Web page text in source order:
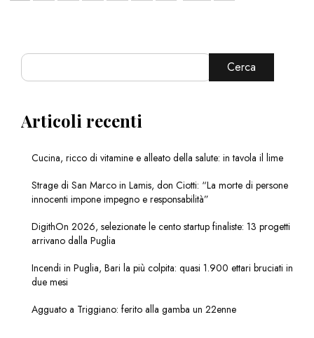
Cerca
Articoli recenti
Cucina, ricco di vitamine e alleato della salute: in tavola il lime
Strage di San Marco in Lamis, don Ciotti: “La morte di persone
innocenti impone impegno e responsabilità”
DigithOn 2026, selezionate le cento startup finaliste: 13 progetti
arrivano dalla Puglia
Incendi in Puglia, Bari la più colpita: quasi 1.900 ettari bruciati in
due mesi
Agguato a Triggiano: ferito alla gamba un 22enne